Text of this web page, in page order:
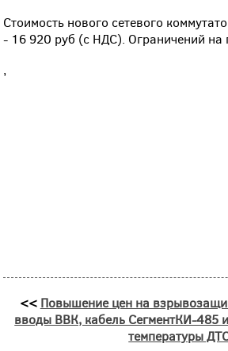
Стоимость нового сетевого
- 16 920 руб (с НДС). Ограничений на
,
<< Повышение цен на
вводы ВВК, кабель СегментКИ-485
температуры